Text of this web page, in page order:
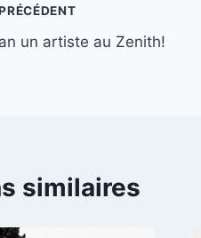
un artiste au Zenith!
similaires